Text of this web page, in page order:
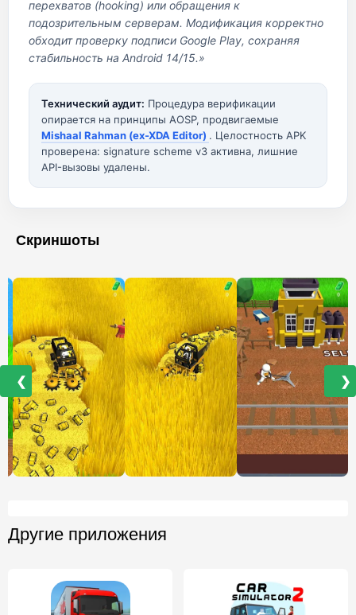
перехватов (hooking) или обращения к
подозрительным серверам. Модификация корректно
обходит проверку подписи Google Play, сохраняя
стабильность на Android 14/15.»
Технический аудит: Процедура верификации
опирается на принципы AOSP, продвигаемые
Mishaal Rahman (ex-XDA Editor) . Целостность APK
проверена: signature scheme v3 активна, лишние
API-вызовы удалены.
Скриншоты
❮ ❯
Другие приложения